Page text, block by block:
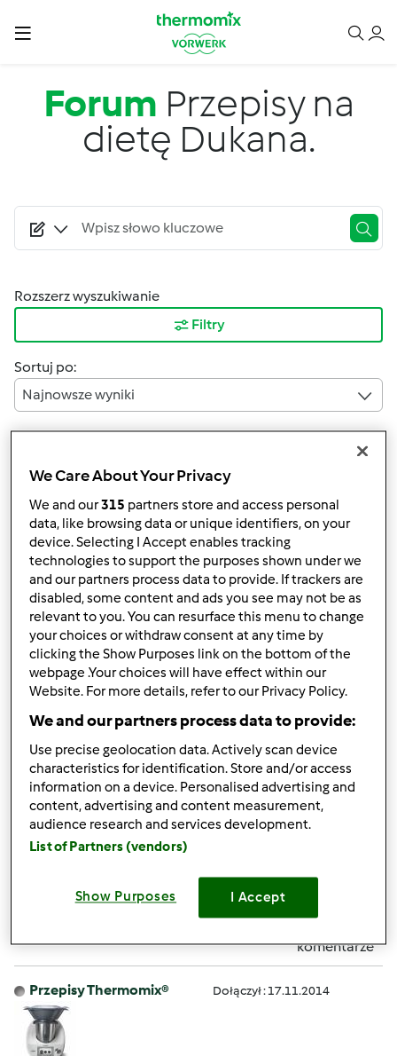
Forum Przepisy na
dietę Dukana.
Rozszerz wyszukiwanie
Filtry
Sortuj po:
Najnowsze wyniki
Wyników na stronę:
3 |
Szybka odpowiedź
NADIJA2
(niezweryfikowany)
pon., 01/04/2016 - 07:18
Witam ,rozpoczynam dietę Dukana i chcialabym jakieś
przepisy czy ktoś korzysta z termomixu stosując ta dietę
.Będę wdzięczna za pomoc.
Góra strony
zarejestruj sięaby dodawać
komentarze
Przepisy Thermomix® Dołączył : 17.11.2014
We Care About Your Privacy
We and our315 partners store and access personal
data, like browsing data or unique identifiers, on your
device. Selecting I Accept enables tracking
technologies to support the purposes shown under we
and our partners process data to provide. If trackers are
disabled, some content and ads you see may not be as
relevant to you. You can resurface this menu to change
your choices or withdraw consent at any time by
clicking the Show Purposes link on the bottom of the
webpage .Your choices will have effect within our
Website. For more details, refer to our Privacy Policy.
We and our partners process data to provide:
Use precise geolocation data. Actively scan device
characteristics for identification. Store and/or access
information on a device. Personalised advertising and
content, advertising and content measurement,
audience research and services development.
List of Partners (vendors)
Show Purposes I Accept